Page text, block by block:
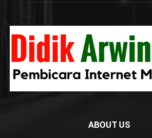
ABOUT US